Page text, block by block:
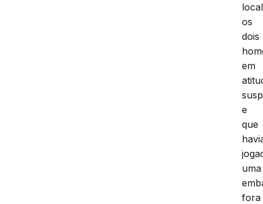
os
dois
em
e
que
uma
fora